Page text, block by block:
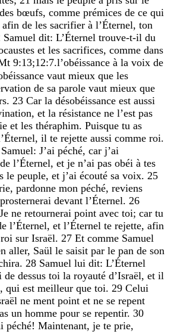
des bœufs, comme prémices de ce qui
afin de les sacrifier à l’Éternel, ton
Samuel dit: L’Éternel trouve-t-il du
et les sacrifices, comme dans
9:13;12:7.l’obéissance à la voix de
vaut mieux que les
de sa parole vaut mieux que
. 23 Car la désobéissance est aussi
, et la résistance ne l’est pas
et les théraphim. Puisque tu as
, il te rejette aussi comme roi.
Samuel: J’ai péché, car j’ai
de l’Éternel, et je n’ai pas obéi à tes
le peuple, et j’ai écouté sa voix. 25
, pardonne mon péché, reviens
prosternerai devant l’Éternel. 26
Je ne retournerai point avec toi; car tu
l’Éternel, et l’Éternel te rejette, afin
roi sur Israël. 27 Et comme Samuel
aller, Saül le saisit par le pan de son
. 28 Samuel lui dit: L’Éternel
de dessus toi la royauté d’Israël, et il
, qui est meilleur que toi. 29 Celui
ne ment point et ne se repent
un homme pour se repentir. 30
péché! Maintenant, je te prie,